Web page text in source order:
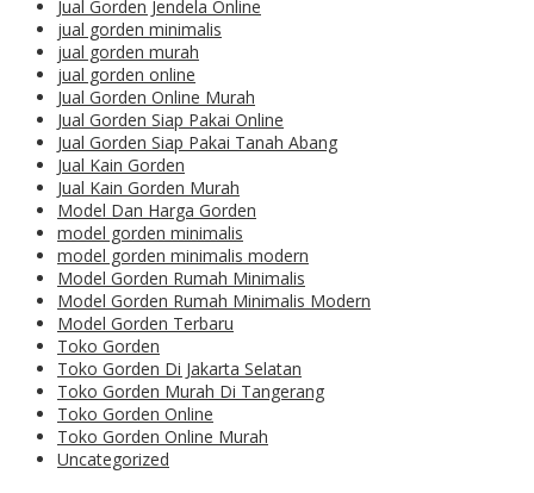
Jual Gorden Jendela Online
jual gorden minimalis
jual gorden murah
jual gorden online
Jual Gorden Online Murah
Jual Gorden Siap Pakai Online
Jual Gorden Siap Pakai Tanah Abang
Jual Kain Gorden
Jual Kain Gorden Murah
Model Dan Harga Gorden
model gorden minimalis
model gorden minimalis modern
Model Gorden Rumah Minimalis
Model Gorden Rumah Minimalis Modern
Model Gorden Terbaru
Toko Gorden
Toko Gorden Di Jakarta Selatan
Toko Gorden Murah Di Tangerang
Toko Gorden Online
Toko Gorden Online Murah
Uncategorized